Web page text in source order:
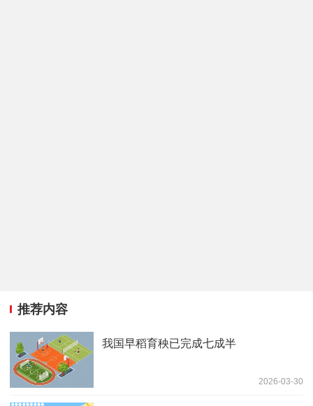
推荐内容
我国早稻育秧已完成七成半
2026-03-30